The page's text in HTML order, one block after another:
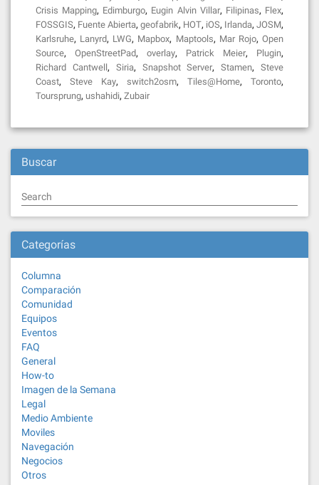
Crisis Mapping, Edimburgo, Eugin Alvin Villar, Filipinas, Flex,
FOSSGIS, Fuente Abierta, geofabrik, HOT, iOS, Irlanda, JOSM,
Karlsruhe, Lanyrd, LWG, Mapbox, Maptools, Mar Rojo,Open
Source, OpenStreetPad, overlay, Patrick Meier, Plugin,
Richard Cantwell, Siria, Snapshot Server,Stamen,Steve
Coast, Steve Kay, switch2osm, Tiles@Home, Toronto,
Toursprung, ushahidi, Zubair
Buscar
Search
Categorías
Columna
Comparación
Comunidad
Equipos
Eventos
FAQ
General
How-to
Imagen de la Semana
Legal
Medio Ambiente
Moviles
Navegación
Negocios
Otros